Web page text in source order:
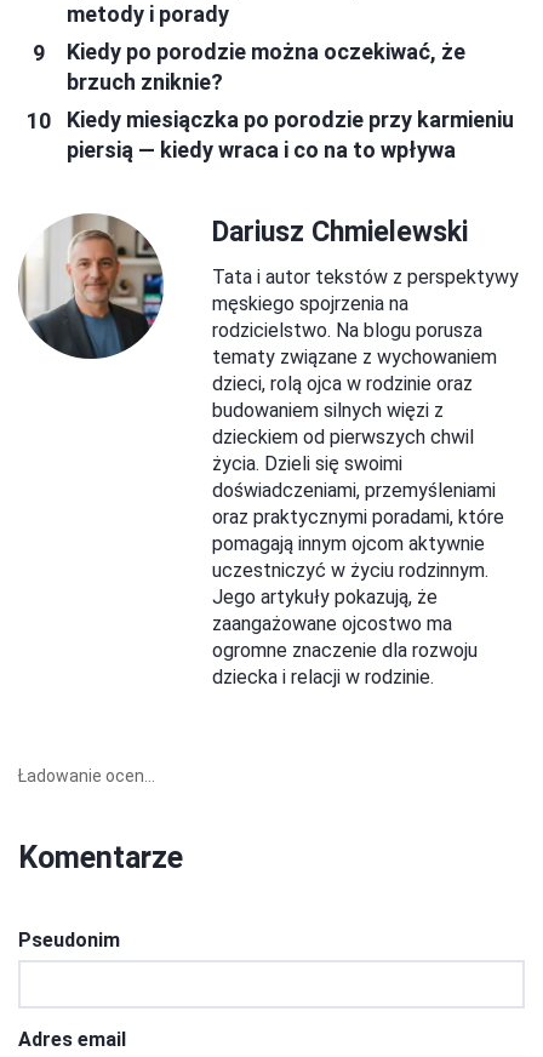
metody i porady
Kiedy po porodzie można oczekiwać, że
brzuch zniknie?
Kiedy miesiączka po porodzie przy karmieniu
piersią — kiedy wraca i co na to wpływa
Dariusz Chmielewski
Tata i autor tekstów z perspektywy
męskiego spojrzenia na
rodzicielstwo. Na blogu porusza
tematy związane z wychowaniem
dzieci, rolą ojca w rodzinie oraz
budowaniem silnych więzi z
dzieckiem od pierwszych chwil
życia. Dzieli się swoimi
doświadczeniami, przemyśleniami
oraz praktycznymi poradami, które
pomagają innym ojcom aktywnie
uczestniczyć w życiu rodzinnym.
Jego artykuły pokazują, że
zaangażowane ojcostwo ma
ogromne znaczenie dla rozwoju
dziecka i relacji w rodzinie.
Ładowanie ocen...
Komentarze
Pseudonim
Adres email